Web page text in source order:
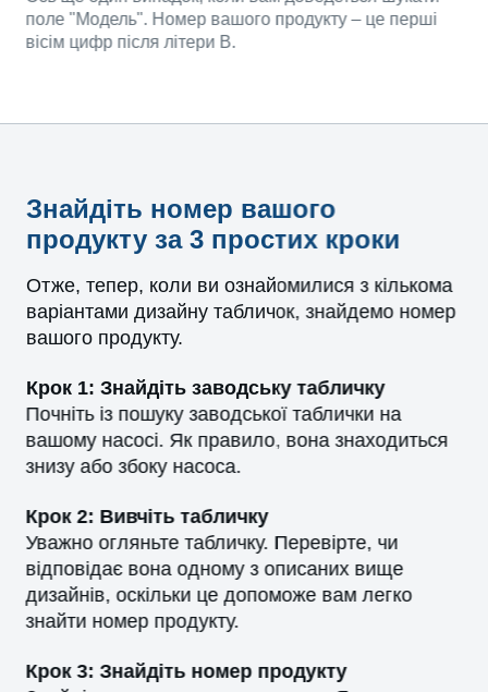
поле "Модель". Номер вашого продукту – це перші
вісім цифр після літери B.
Знайдіть номер вашого
продукту за 3 простих кроки
Отже, тепер, коли ви ознайомилися з кількома
варіантами дизайну табличок, знайдемо номер
вашого продукту.
Крок 1: Знайдіть заводську табличку
Почніть із пошуку заводської таблички на
вашому насосі. Як правило, вона знаходиться
знизу або збоку насоса.
Крок 2: Вивчіть табличку
Уважно огляньте табличку. Перевірте, чи
відповідає вона одному з описаних вище
дизайнів, оскільки це допоможе вам легко
знайти номер продукту.
Крок 3: Знайдіть номер продукту